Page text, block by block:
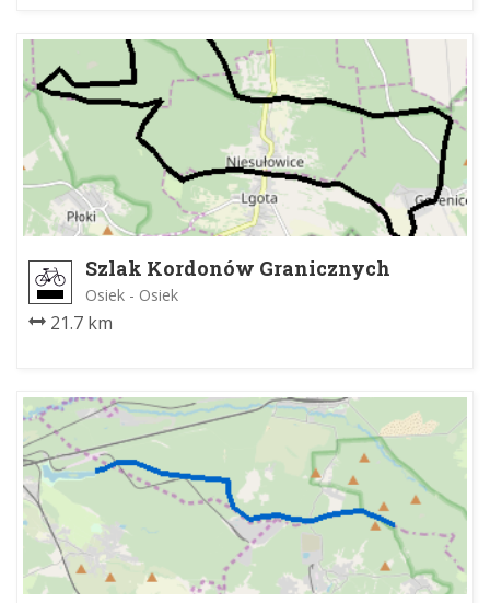
Szlak Kordonów Granicznych
Osiek - Osiek
21.7 km